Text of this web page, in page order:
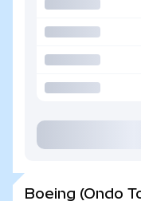
Boeing (Ondo